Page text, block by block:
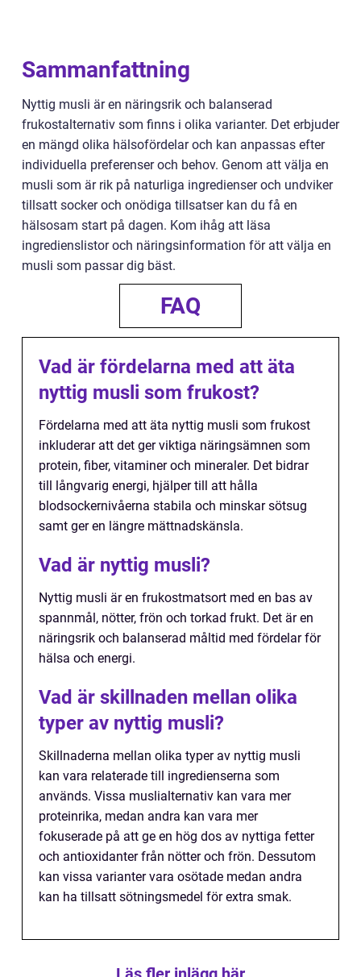
Sammanfattning
Nyttig musli är en näringsrik och balanserad
frukostalternativ som finns i olika varianter. Det erbjuder
en mängd olika hälsofördelar och kan anpassas efter
individuella preferenser och behov. Genom att välja en
musli som är rik på naturliga ingredienser och undviker
tillsatt socker och onödiga tillsatser kan du få en
hälsosam start på dagen. Kom ihåg att läsa
ingredienslistor och näringsinformation för att välja en
musli som passar dig bäst.
FAQ
Vad är fördelarna med att äta
nyttig musli som frukost?
Fördelarna med att äta nyttig musli som frukost
inkluderar att det ger viktiga näringsämnen som
protein, fiber, vitaminer och mineraler. Det bidrar
till långvarig energi, hjälper till att hålla
blodsockernivåerna stabila och minskar sötsug
samt ger en längre mättnadskänsla.
Vad är nyttig musli?
Nyttig musli är en frukostmatsort med en bas av
spannmål, nötter, frön och torkad frukt. Det är en
näringsrik och balanserad måltid med fördelar för
hälsa och energi.
Vad är skillnaden mellan olika
typer av nyttig musli?
Skillnaderna mellan olika typer av nyttig musli
kan vara relaterade till ingredienserna som
används. Vissa muslialternativ kan vara mer
proteinrika, medan andra kan vara mer
fokuserade på att ge en hög dos av nyttiga fetter
och antioxidanter från nötter och frön. Dessutom
kan vissa varianter vara osötade medan andra
kan ha tillsatt sötningsmedel för extra smak.